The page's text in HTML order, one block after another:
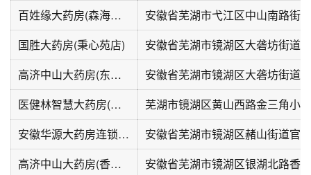
百姓缘大药房(森海都市花园店)
国胜大药房(秉心苑店)
高济中山大药房(东方龙城店)
医健林智慧大药房(金三角店)
芜湖市镜湖区黄山西路金三角小区
安徽华源大药房连锁有限公司(芜湖官山翰林分店)
高济中山大药房(香格里拉店)
安徽省芜湖市镜湖区银湖北路香